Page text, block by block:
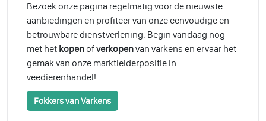
Bezoek onze pagina regelmatig voor de nieuwste
aanbiedingen en profiteer van onze eenvoudige en
betrouwbare dienstverlening. Begin vandaag nog
met het kopen ofverkopenvan varkens en ervaar het
gemak van onze marktleiderpositie in
veedierenhandel!
Fokkers van Varkens